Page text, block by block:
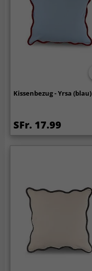
Kissenbezug - Yrsa (blau)
SFr. 17.99